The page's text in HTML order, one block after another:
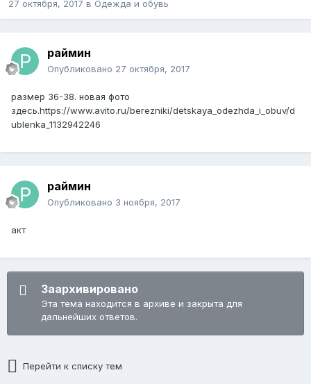
27 октября, 2017 в Одежда и обувь
раймин
Опубликовано 27 октября, 2017
размер 36-38. новая фото
здесь.https://www.avito.ru/berezniki/detskaya_odezhda_i_obuv/d
ublenka_1132942246
раймин
Опубликовано 3 ноября, 2017
акт
Заархивировано
Эта тема находится в архиве и закрыта для
дальнейших ответов.
Перейти к списку тем